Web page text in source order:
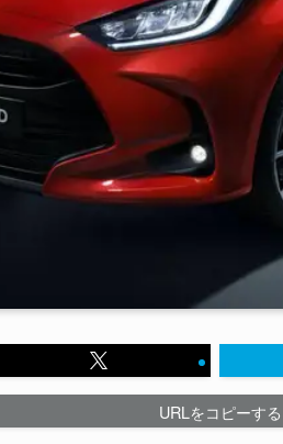
URLをコピーする